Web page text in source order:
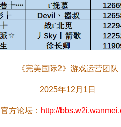
《完美国际2》游戏运营团队
2025年12月1日
官方论坛： http://